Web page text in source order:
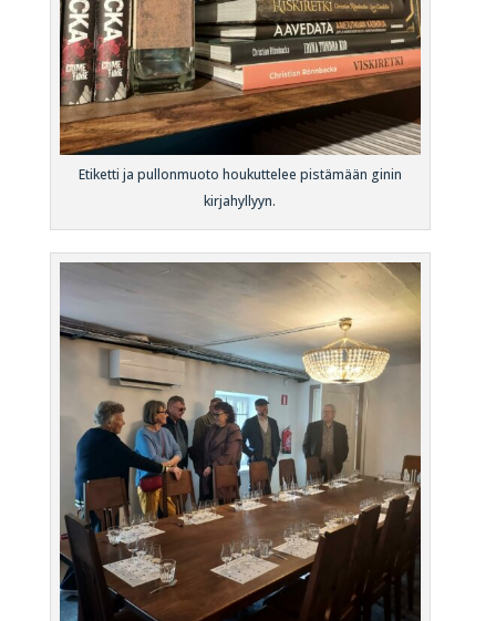
Etiketti ja pullonmuoto houkuttelee pistämään ginin
kirjahyllyyn.